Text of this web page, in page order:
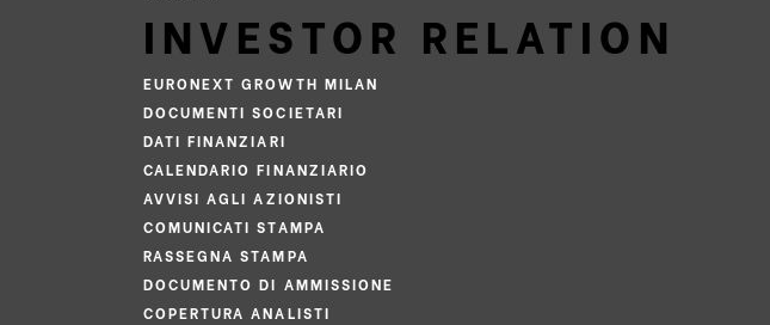
INVESTOR RELATION
EURONEXT GROWTH MILAN
DOCUMENTI SOCIETARI
DATI FINANZIARI
CALENDARIO FINANZIARIO
AVVISI AGLI AZIONISTI
COMUNICATI STAMPA
RASSEGNA STAMPA
DOCUMENTO DI AMMISSIONE
COPERTURA ANALISTI